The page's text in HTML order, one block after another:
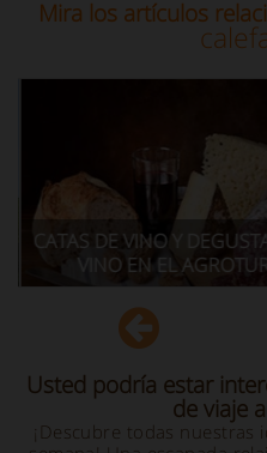
Mira los artículos
DE
Usted podría estar
de viaje
¡Descubre todas